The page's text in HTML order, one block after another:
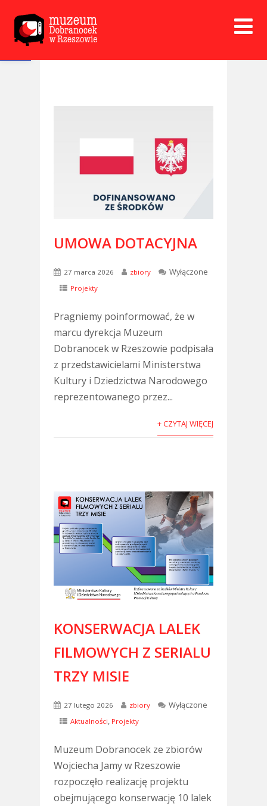
Open toolbar
UMOWA DOTACYJNA
27 marca 2026 zbiory Wyłączone
Projekty
Pragniemy poinformować, że w
marcu dyrekcja Muzeum
Dobranocek w Rzeszowie podpisała
z przedstawicielami Ministerstwa
Kultury i Dziedzictwa Narodowego
reprezentowanego przez...
+ CZYTAJ WIĘCEJ
KONSERWACJA LALEK
FILMOWYCH Z SERIALU
TRZY MISIE
27 lutego 2026 zbiory Wyłączone
Aktualności, Projekty
Muzeum Dobranocek ze zbiorów
Wojciecha Jamy w Rzeszowie
rozpoczęło realizację projektu
obejmującego konserwację 10 lalek